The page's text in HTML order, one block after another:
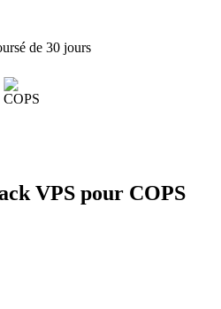
de 30 jours
VPS pour COPS